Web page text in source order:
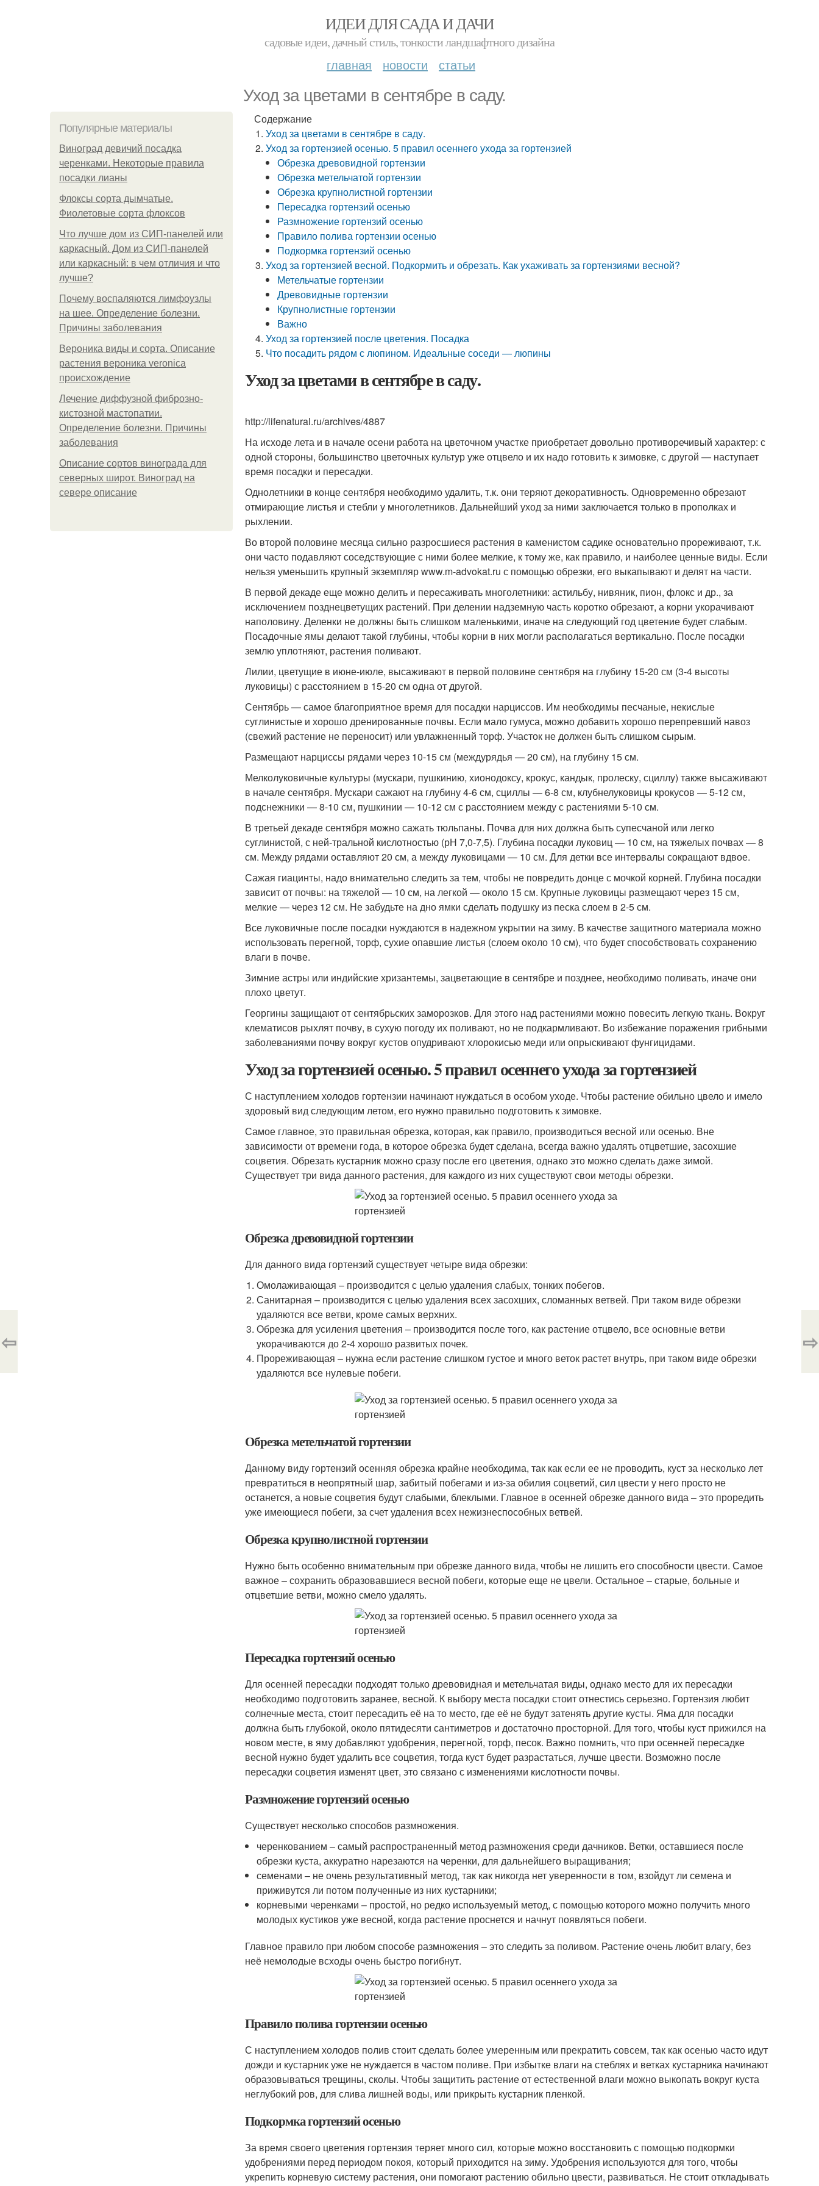
ИДЕИ ДЛЯ САДА И ДАЧИ
садовые идеи, дачный стиль, тонкости ландшафтного дизайна
главная новости статьи
Уход за цветами в сентябре в саду.
Популярные материалы
Виноград девичий посадка
черенками. Некоторые правила
посадки лианы
Флоксы сорта дымчатые.
Фиолетовые сорта флоксов
Что лучше дом из СИП-панелей или
каркасный. Дом из СИП-панелей
или каркасный: в чем отличия и что
лучше?
Почему воспаляются лимфоузлы
на шее. Определение болезни.
Причины заболевания
Вероника виды и сорта. Описание
растения вероника veronica
происхождение
Лечение диффузной фиброзно-
кистозной мастопатии.
Определение болезни. Причины
заболевания
Описание сортов винограда для
северных широт. Виноград на
севере описание
Содержание
Уход за цветами в сентябре в саду.
Уход за гортензией осенью. 5 правил осеннего ухода за гортензией
Обрезка древовидной гортензии
Обрезка метельчатой гортензии
Обрезка крупнолистной гортензии
Пересадка гортензий осенью
Размножение гортензий осенью
Правило полива гортензии осенью
Подкормка гортензий осенью
Уход за гортензией весной. Подкормить и обрезать. Как ухаживать за гортензиями весной?
Метельчатые гортензии
Древовидные гортензии
Крупнолистные гортензии
Важно
Уход за гортензией после цветения. Посадка
Что посадить рядом с люпином. Идеальные соседи — люпины
Уход за цветами в сентябре в саду.
http://lifenatural.ru/archives/4887
На исходе лета и в начале осени работа на цветочном участке приобретает довольно противоречивый характер: с
одной стороны, большинство цветочных культур уже отцвело и их надо готовить к зимовке, с другой — наступает
время посадки и пересадки.
Однолетники в конце сентября необходимо удалить, т.к. они теряют декоративность. Одновременно обрезают
отмирающие листья и стебли у многолетников. Дальнейший уход за ними заключается только в прополках и
рыхлении.
Во второй половине месяца сильно разросшиеся растения в каменистом садике основательно прореживают, т.к.
они часто подавляют соседствующие с ними более мелкие, к тому же, как правило, и наиболее ценные виды. Если
нельзя уменьшить крупный экземпляр www.m-advokat.ru с помощью обрезки, его выкапывают и делят на части.
В первой декаде еще можно делить и пересаживать многолетники: астильбу, нивяник, пион, флокс и др., за
исключением позднецветущих растений. При делении надземную часть коротко обрезают, а корни укорачивают
наполовину. Деленки не должны быть слишком маленькими, иначе на следующий год цветение будет слабым.
Посадочные ямы делают такой глубины, чтобы корни в них могли располагаться вертикально. После посадки
землю уплотняют, растения поливают.
Лилии, цветущие в июне-июле, высаживают в первой половине сентября на глубину 15-20 см (3-4 высоты
луковицы) с расстоянием в 15-20 см одна от другой.
Сентябрь — самое благоприятное время для посадки нарциссов. Им необходимы песчаные, некислые
суглинистые и хорошо дренированные почвы. Если мало гумуса, можно добавить хорошо перепревший навоз
(свежий растение не переносит) или увлажненный торф. Участок не должен быть слишком сырым.
Размещают нарциссы рядами через 10-15 см (междурядья — 20 см), на глубину 15 см.
Мелколуковичные культуры (мускари, пушкинию, хионодоксу, крокус, кандык, пролеску, сциллу) также высаживают
в начале сентября. Мускари сажают на глубину 4-6 см, сциллы — 6-8 см, клубнелуковицы крокусов — 5-12 см,
подснежники — 8-10 см, пушкинии — 10-12 см с расстоянием между с растениями 5-10 см.
В третьей декаде сентября можно сажать тюльпаны. Почва для них должна быть супесчаной или легко
суглинистой, с ней-тральной кислотностью (рН 7,0-7,5). Глубина посадки луковиц — 10 см, на тяжелых почвах — 8
см. Между рядами оставляют 20 см, а между луковицами — 10 см. Для детки все интервалы сокращают вдвое.
Сажая гиацинты, надо внимательно следить за тем, чтобы не повредить донце с мочкой корней. Глубина посадки
зависит от почвы: на тяжелой — 10 см, на легкой — около 15 см. Крупные луковицы размещают через 15 см,
мелкие — через 12 см. Не забудьте на дно ямки сделать подушку из песка слоем в 2-5 см.
Все луковичные после посадки нуждаются в надежном укрытии на зиму. В качестве защитного материала можно
использовать перегной, торф, сухие опавшие листья (слоем около 10 см), что будет способствовать сохранению
влаги в почве.
Зимние астры или индийские хризантемы, зацветающие в сентябре и позднее, необходимо поливать, иначе они
плохо цветут.
Георгины защищают от сентябрьских заморозков. Для этого над растениями можно повесить легкую ткань. Вокруг
клематисов рыхлят почву, в сухую погоду их поливают, но не подкармливают. Во избежание поражения грибными
заболеваниями почву вокруг кустов опудривают хлорокисью меди или опрыскивают фунгицидами.
Уход за гортензией осенью. 5 правил осеннего ухода за гортензией
С наступлением холодов гортензии начинают нуждаться в особом уходе. Чтобы растение обильно цвело и имело
здоровый вид следующим летом, его нужно правильно подготовить к зимовке.
Самое главное, это правильная обрезка, которая, как правило, производиться весной или осенью. Вне
зависимости от времени года, в которое обрезка будет сделана, всегда важно удалять отцветшие, засохшие
соцветия. Обрезать кустарник можно сразу после его цветения, однако это можно сделать даже зимой.
Существует три вида данного растения, для каждого из них существуют свои методы обрезки.
Обрезка древовидной гортензии
Для данного вида гортензий существует четыре вида обрезки:
Омолаживающая – производится с целью удаления слабых, тонких побегов.
Санитарная – производится с целью удаления всех засохших, сломанных ветвей. При таком виде обрезки
удаляются все ветви, кроме самых верхних.
Обрезка для усиления цветения – производится после того, как растение отцвело, все основные ветви
укорачиваются до 2-4 хорошо развитых почек.
Прореживающая – нужна если растение слишком густое и много веток растет внутрь, при таком виде обрезки
удаляются все нулевые побеги.
Обрезка метельчатой гортензии
Данному виду гортензий осенняя обрезка крайне необходима, так как если ее не проводить, куст за несколько лет
превратиться в неопрятный шар, забитый побегами и из-за обилия соцветий, сил цвести у него просто не
останется, а новые соцветия будут слабыми, блеклыми. Главное в осенней обрезке данного вида – это проредить
уже имеющиеся побеги, за счет удаления всех нежизнеспособных ветвей.
Обрезка крупнолистной гортензии
Нужно быть особенно внимательным при обрезке данного вида, чтобы не лишить его способности цвести. Самое
важное – сохранить образовавшиеся весной побеги, которые еще не цвели. Остальное – старые, больные и
отцветшие ветви, можно смело удалять.
Пересадка гортензий осенью
Для осенней пересадки подходят только древовидная и метельчатая виды, однако место для их пересадки
необходимо подготовить заранее, весной. К выбору места посадки стоит отнестись серьезно. Гортензия любит
солнечные места, стоит пересадить её на то место, где её не будут затенять другие кусты. Яма для посадки
должна быть глубокой, около пятидесяти сантиметров и достаточно просторной. Для того, чтобы куст прижился на
новом месте, в яму добавляют удобрения, перегной, торф, песок. Важно помнить, что при осенней пересадке
весной нужно будет удалить все соцветия, тогда куст будет разрастаться, лучше цвести. Возможно после
пересадки соцветия изменят цвет, это связано с изменениями кислотности почвы.
Размножение гортензий осенью
Существует несколько способов размножения.
черенкованием – самый распространенный метод размножения среди дачников. Ветки, оставшиеся после
обрезки куста, аккуратно нарезаются на черенки, для дальнейшего выращивания;
семенами – не очень результативный метод, так как никогда нет уверенности в том, взойдут ли семена и
приживутся ли потом полученные из них кустарники;
корневыми черенками – простой, но редко используемый метод, с помощью которого можно получить много
молодых кустиков уже весной, когда растение проснется и начнут появляться побеги.
Главное правило при любом способе размножения – это следить за поливом. Растение очень любит влагу, без
неё немолодые всходы очень быстро погибнут.
Правило полива гортензии осенью
С наступлением холодов полив стоит сделать более умеренным или прекратить совсем, так как осенью часто идут
дожди и кустарник уже не нуждается в частом поливе. При избытке влаги на стеблях и ветках кустарника начинают
образовываться трещины, сколы. Чтобы защитить растение от естественной влаги можно выкопать вокруг куста
неглубокий ров, для слива лишней воды, или прикрыть кустарник пленкой.
Подкормка гортензий осенью
За время своего цветения гортензия теряет много сил, которые можно восстановить с помощью подкормки
удобрениями перед периодом покоя, который приходится на зиму. Удобрения используются для того, чтобы
укрепить корневую систему растения, они помогают растению обильно цвести, развиваться. Не стоит откладывать
⇦ ⇨